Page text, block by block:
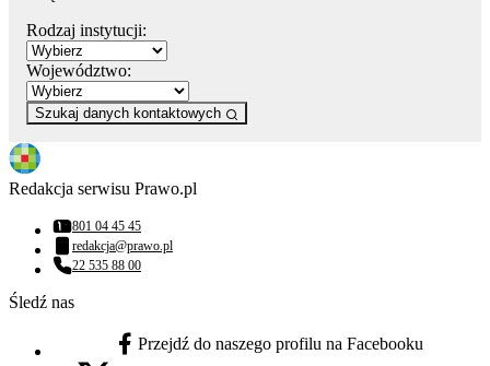
Rodzaj instytucji:
Województwo:
Szukaj danych kontaktowych
Redakcja serwisu Prawo.pl
Numer telefonu:
801 04 45 45
Adres email:
redakcja@prawo.pl
Numer telefonu:
22 535 88 00
Śledź nas
facebook - otwiera się w nowej karcie
Przejdź do naszego profilu na Facebooku